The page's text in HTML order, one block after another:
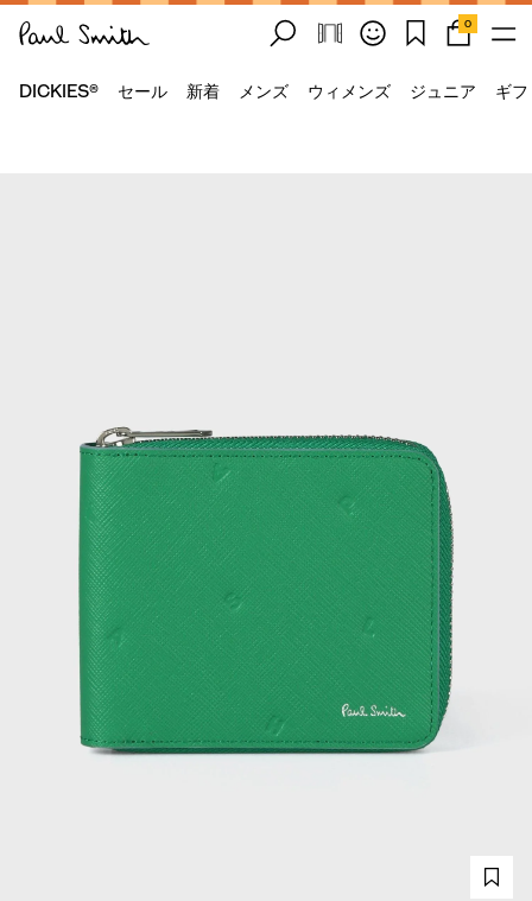
0
DICKIES® セール 新着 メンズ ウィメンズ ジュニア ギ